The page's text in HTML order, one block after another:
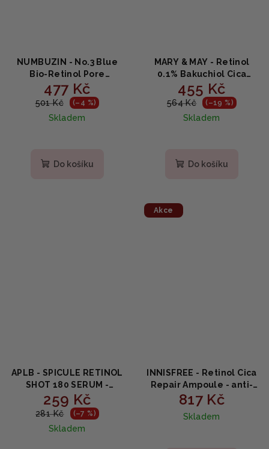
NUMBUZIN - No.3 Blue
Bio-Retinol Pore
Refining Serum - Sérum
na zjemnění pórů s
bioretinolem,
niacinamidem a BHA 30
477 Kč
501 Kč (–4 %)
Skladem
Do košíku
MARY & MAY - Retinol
0.1% Bakuchiol Cica
Serum - Zpevňující
retinolové sérum s
bakuchiolem a cicou
80ml
455 Kč
564 Kč (–19 %)
Skladem
Do košíku
APLB - SPICULE RETINOL
SHOT 180 SERUM -
Vyhlazující sérum s
retinolem a jádry 40ml
259 Kč
281 Kč (–7 %)
Skladem
Akce
INNISFREE - Retinol Cica
Repair Ampoule - anti-
age sérum 30ml
817 Kč
Skladem